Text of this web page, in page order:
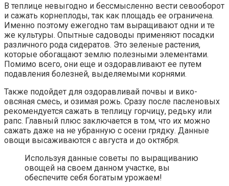
В теплице невыгодно и бессмысленно вести севооборот
и сажать корнеплоды, так как площадь ее ограничена.
Именно поэтому ежегодно там выращивают одни и те
же культуры. Опытные садоводы применяют посадки
различного рода сидератов. Это зеленые растения,
которые обогащают землю полезными элементами.
Помимо всего, они еще и оздоравливают ее путем
подавления болезней, выделяемыми корнями.
Также подойдет для оздоравливай почвы и вико-
овсяная смесь, и озимая рожь. Сразу после пасленовых
рекомендуется сажать в теплицу горчицу, редьку или
рапс. Главный плюс заключается в том, что их можно
сажать даже на не убранную с осени грядку. Данные
овощи высаживаются с августа и до октября.
Используя данные советы по выращиванию
овощей на своем данном участке, вы
обеспечите себя богатым урожаем!